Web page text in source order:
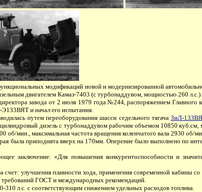
модификаций новой и модернизированной
двигателем Камаз-7403 (с турбонаддувом, мощностью 260
завода от 2 июля 1979 года №244, распоряжением
Э133ВЯТ и начал его испытания.
путем переоборудования шасси седельного тягача ЗиЛ-133ВЯ
дизель с турбонаддувом рабочим объемом 10850
мин., максимальная частота вращения коленчатого вала 2930 об/
была приподнята вверх на 170мм. Оперение было выполнено по
заключение: «Для повышения конкурентоспособности и
счет: улучшения плавности хода, применения современной
требований ГОСТ и международных рекомендаций.
л.с. с соответствующим снижением удельных расходов топлива.